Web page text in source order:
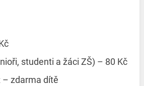
studenti a žáci ZŠ) – 80 Kč
– zdarma dítě